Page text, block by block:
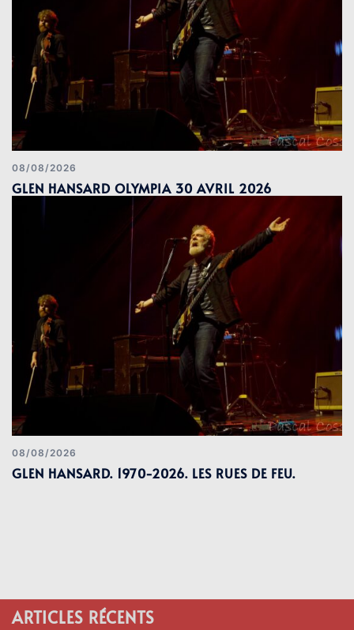
08/08/2026
GLEN HANSARD OLYMPIA 30 AVRIL 2026
08/08/2026
GLEN HANSARD. 1970-2026. LES RUES DE FEU.
ARTICLES RÉCENTS